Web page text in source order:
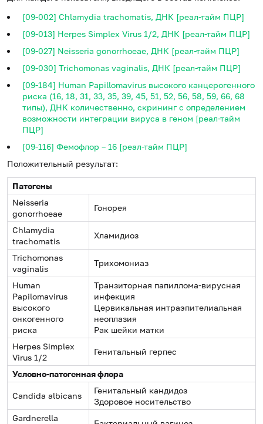
[09-002] Chlamydia trachomatis, ДНК [реал-тайм ПЦР]
[09-013] Herpes Simplex Virus 1/2, ДНК [реал-тайм ПЦР]
[09-027] Neisseria gonorrhoeae, ДНК [реал-тайм ПЦР]
[09-030] Trichomonas vaginalis, ДНК [реал-тайм ПЦР]
[09-184] Human Papillomavirus высокого канцерогенного
риска (16, 18, 31, 33, 35, 39, 45, 51, 52, 56, 58, 59, 66, 68
типы), ДНК количественно, скрининг с определением
возможности интеграции вируса в геном [реал-тайм
ПЦР]
[09-116] Фемофлор – 16 [реал-тайм ПЦР]
Положительный результат:
Патогены
Neisseria
gonorrhoeae
Гонорея
Сhlamydia
trachomatis
Хламидиоз
Trichomonas
vaginalis
Трихомониаз
Human
Papilomavirus
высокого
онкогенного
риска
Транзиторная папиллома-вирусная
инфекция
Цервикальная интраэпителиальная
неоплазия
Рак шейки матки
Herpes Simplex
Virus 1/2
Генитальный герпес
Условно-патогенная флора
Candida albicans
Генитальный кандидоз
Здоровое носительство
Gardnerella